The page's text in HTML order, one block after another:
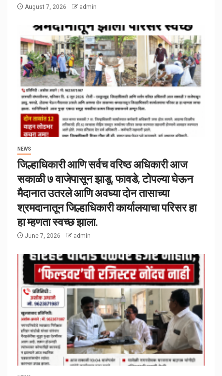
August 7, 2026 admin
NEWS
जिल्हाधिकारी आणि सर्वच वरिष्ठ अधिकारी आज
सकाळी ७ वाजेपासून झाडू, फावडे, टोपल्या घेऊन
मैदानात उतरले आणि अवघ्या दोन तासाच्या
श्रमदानातून जिल्हाधिकारी कार्यालयाचा परिसर हा
हा म्हणता स्वच्छ झाला.
June 7, 2026 admin